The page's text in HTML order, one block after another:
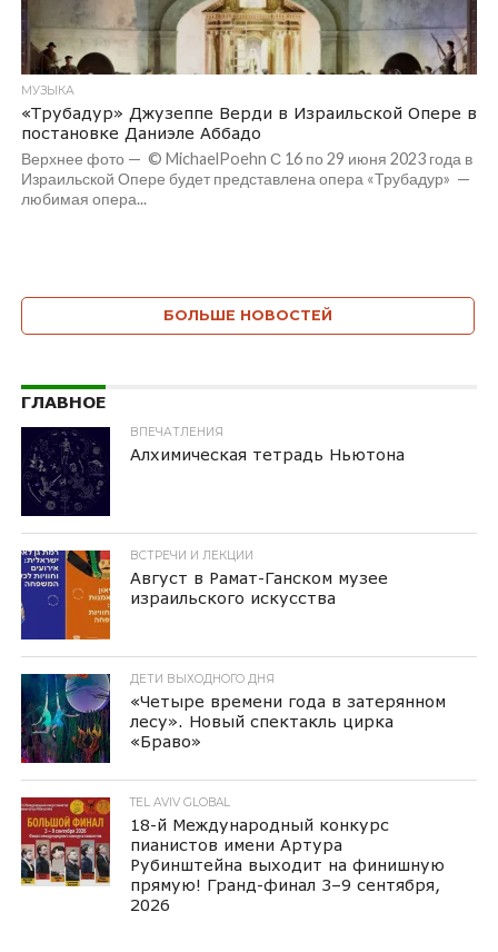
МУЗЫКА
«Трубадур» Джузеппе Верди в Израильской Опере в
постановке Даниэле Аббадо
Верхнее фото — © MichaelPoehn С 16 по 29 июня 2023 года в
Израильской Опере будет представлена опера «Трубадур» —
любимая опера...
БОЛЬШЕ НОВОСТЕЙ
ГЛАВНОЕ
ВПЕЧАТЛЕНИЯ
Алхимическая тетрадь Ньютона
ВСТРЕЧИ И ЛЕКЦИИ
Август в Рамат-Ганском музее
израильского искусства
ДЕТИ ВЫХОДНОГО ДНЯ
«Четыре времени года в затерянном
лесу». Новый спектакль цирка
«Браво»
TEL AVIV GLOBAL
18-й Международный конкурс
пианистов имени Артура
Рубинштейна выходит на финишную
прямую! Гранд-финал 3–9 сентября,
2026